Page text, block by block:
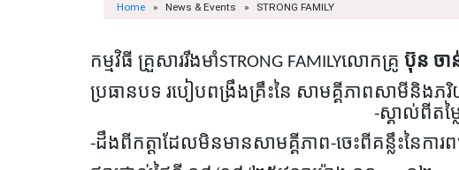
Home » News & Events » STRONG FAMILY
កម្មវិធី គ្រួសាររឹងមាំSTRONG FAMILYលោកគ្រូ ប៊ុន ចាន់
ប្រធានបទ របៀបពង្រឹងគ្រឹះនៃ សាមគ្គីភាពសាមីនិងភរិ
-ស្គាល់ពីតម្ល
-ដឹងពីកត្តាដែលមិនមានសាមគ្គីភាព-ចេះពីគន្លឹះនៃកា